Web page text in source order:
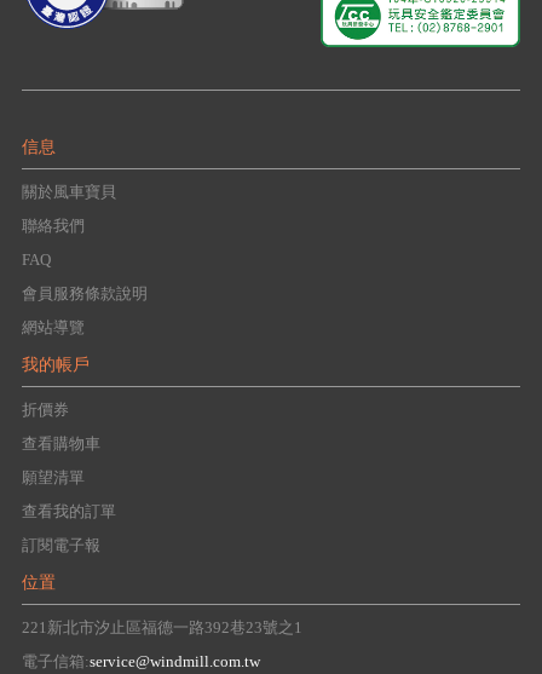
信息
關於風車寶貝
聯絡我們
FAQ
會員服務條款說明
網站導覽
我的帳戶
折價券
查看購物車
願望清單
查看我的訂單
訂閱電子報
位置
221新北市汐止區福德一路392巷23號之1
電子信箱:service@windmill.com.tw